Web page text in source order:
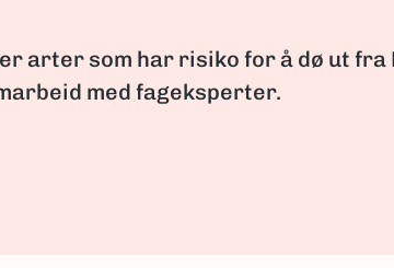
arter som har risiko for å dø ut fra
med fageksperter.